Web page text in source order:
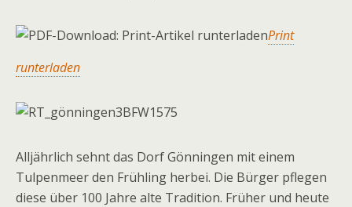
Print
runterladen
Alljährlich sehnt das Dorf Gönningen mit einem
Tulpenmeer den Frühling herbei. Die Bürger pflegen
diese über 100 Jahre alte Tradition. Früher und heute